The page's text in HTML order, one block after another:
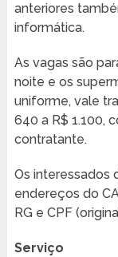
anteriores
informática.
As vagas são
noite e os
uniforme, vale
640 a R$ 1.100,
contratante.
Os interessados
endereços do
RG e CPF
Serviço